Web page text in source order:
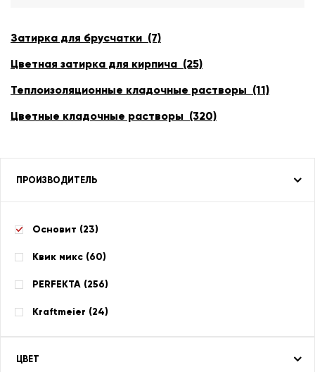
Затирка для брусчатки (7)
Цветная затирка для кирпича (25)
Теплоизоляционные кладочные растворы (11)
Цветные кладочные растворы (320)
ПРОИЗВОДИТЕЛЬ
Основит (23)
Квик микс (60)
PERFEKTA (256)
Kraftmeier (24)
ЦВЕТ